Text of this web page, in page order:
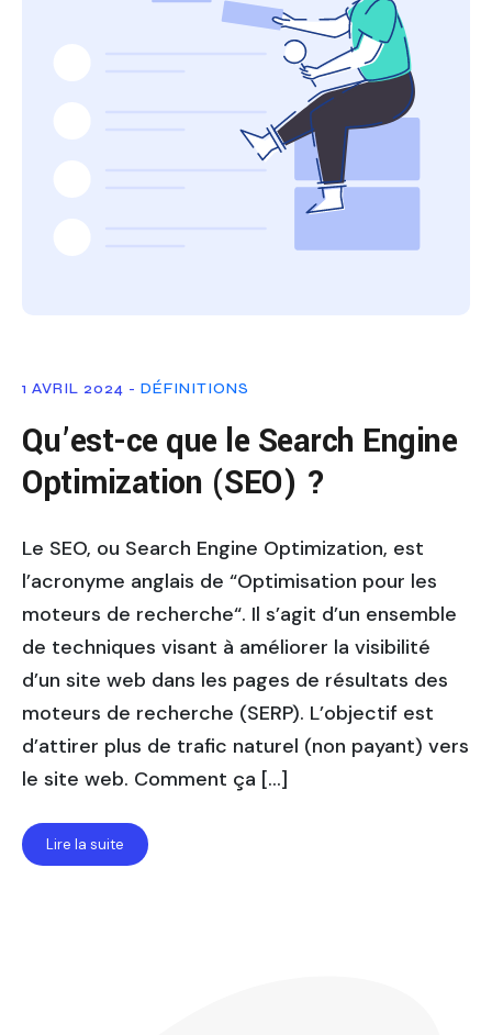
1 AVRIL 2024 - DÉFINITIONS
Qu’est-ce que le Search Engine
Optimization (SEO) ?
Le SEO, ou Search Engine Optimization, est
l’acronyme anglais de “Optimisation pour les
moteurs de recherche“. Il s’agit d’un ensemble
de techniques visant à améliorer la visibilité
d’un site web dans les pages de résultats des
moteurs de recherche (SERP). L’objectif est
d’attirer plus de trafic naturel (non payant) vers
le site web. Comment ça […]
Lire la suite